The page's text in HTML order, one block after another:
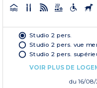
Studio 2 pers.
Studio 2 pers. vue
Studio 2 pers.
VOIR PLUS DE
du 16/